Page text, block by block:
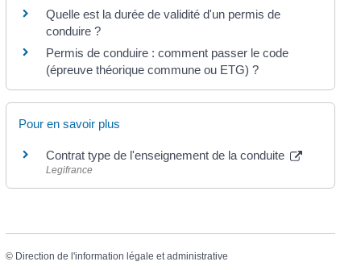
Quelle est la durée de validité d'un permis de
conduire ?
Permis de conduire : comment passer le code
(épreuve théorique commune ou ETG) ?
Pour en savoir plus
Contrat type de l'enseignement de la conduite
Legifrance
© Direction de l'information légale et administrative